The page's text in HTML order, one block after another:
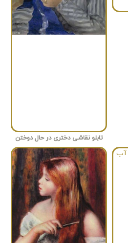
تابلو نقاشی دختری در حال دوختن